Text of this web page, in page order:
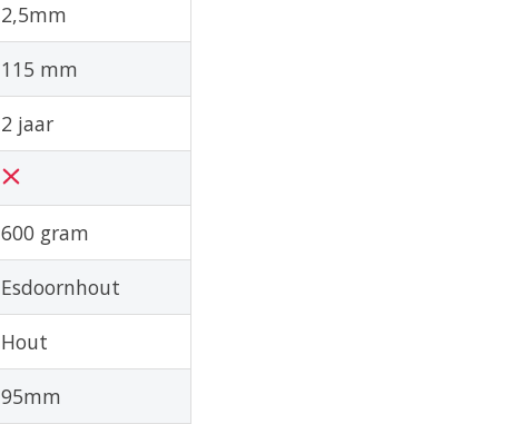
2,5mm
115 mm
2 jaar
600 gram
Esdoornhout
Hout
95mm